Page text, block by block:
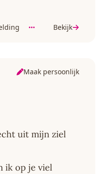
Bekijk
Maak persoonlijk
uit mijn ziel
ik op je viel